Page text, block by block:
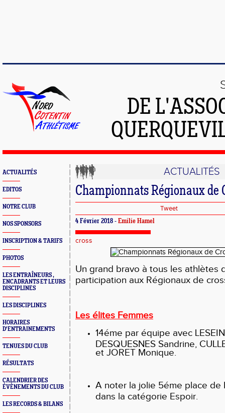
DE
ACTUALITÉS
EDITOS
NOTRE CLUB
NOS SPONSORS
INSCRIPTION & TARIFS
PHOTOS
LES ENTRAÎNEURS ,
ENCADRANTS ET LEURS
DISCIPLINES
LES DISCIPLINES
HORAIRES
D'ENTRAINEMENTS
TENUES DU CLUB
RÉSULTATS
CALENDRIER DES
ÉVÈNEMENTS DU CLUB
LES RECORDS & BILANS
ACTUALITÉS
Championnats Régionaux de
Tweet
4 Février 2018 - Emilie Hamel
cross
Un grand bravo à tous les athlètes
participation aux Régionaux de
Les élites Femmes
14éme par équipe avec
DESQUESNES Sandrine,
et JORET Monique.
A noter la jolie 5éme place de
dans la catégorie Espoir.